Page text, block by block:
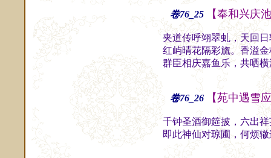
卷76_25 【奉和兴庆
夹道传呼翊翠虬，天回
红屿晴花隔彩旒。香溢
群臣相庆嘉鱼乐，共哂
卷76_26 【苑中遇雪
千钟圣酒御筵披，六出
即此神仙对琼圃，何烦